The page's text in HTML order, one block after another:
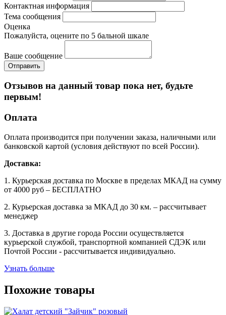
Контактная информация
Тема сообщения
Оценка
Пожалуйста, оцените по 5 бальной шкале
Ваше сообщение
Отзывов на данный товар пока нет, будьте
первым!
Оплата
Оплата производится при получении заказа, наличными или
банковской картой (условия действуют по всей России).
Доставка:
1. Курьерская доставка по Москве в пределах МКАД на сумму
от 4000 руб – БЕСПЛАТНО
2. Курьерская доставка за МКАД до 30 км. – рассчитывает
менеджер
3. Доставка в другие города России осуществляется
курьерской службой, транспортной компанией СДЭК или
Почтой России - рассчитывается индивидуально.
Узнать больше
Похожие товары